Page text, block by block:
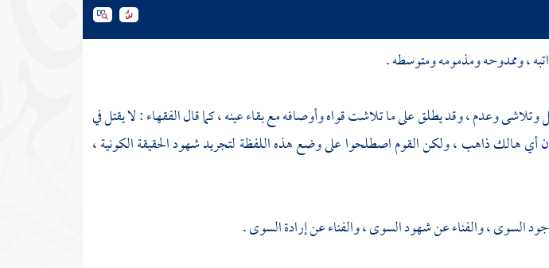
، وممدوحه ومذمومه ومتوسطه .
وعدم ، وقد يطلق على ما تلاشت قواه وأوصافه مع بقاء عينه ، كما قال الفقهاء : لا يقتل في
أي هالك ذاهب ، ولكن القوم اصطلحوا على وضع هذه اللفظة لتجريد شهود الحقيقة الكونية ،
السوى ، والفناء عن شهود السوى ، والفناء عن إرادة السوى .